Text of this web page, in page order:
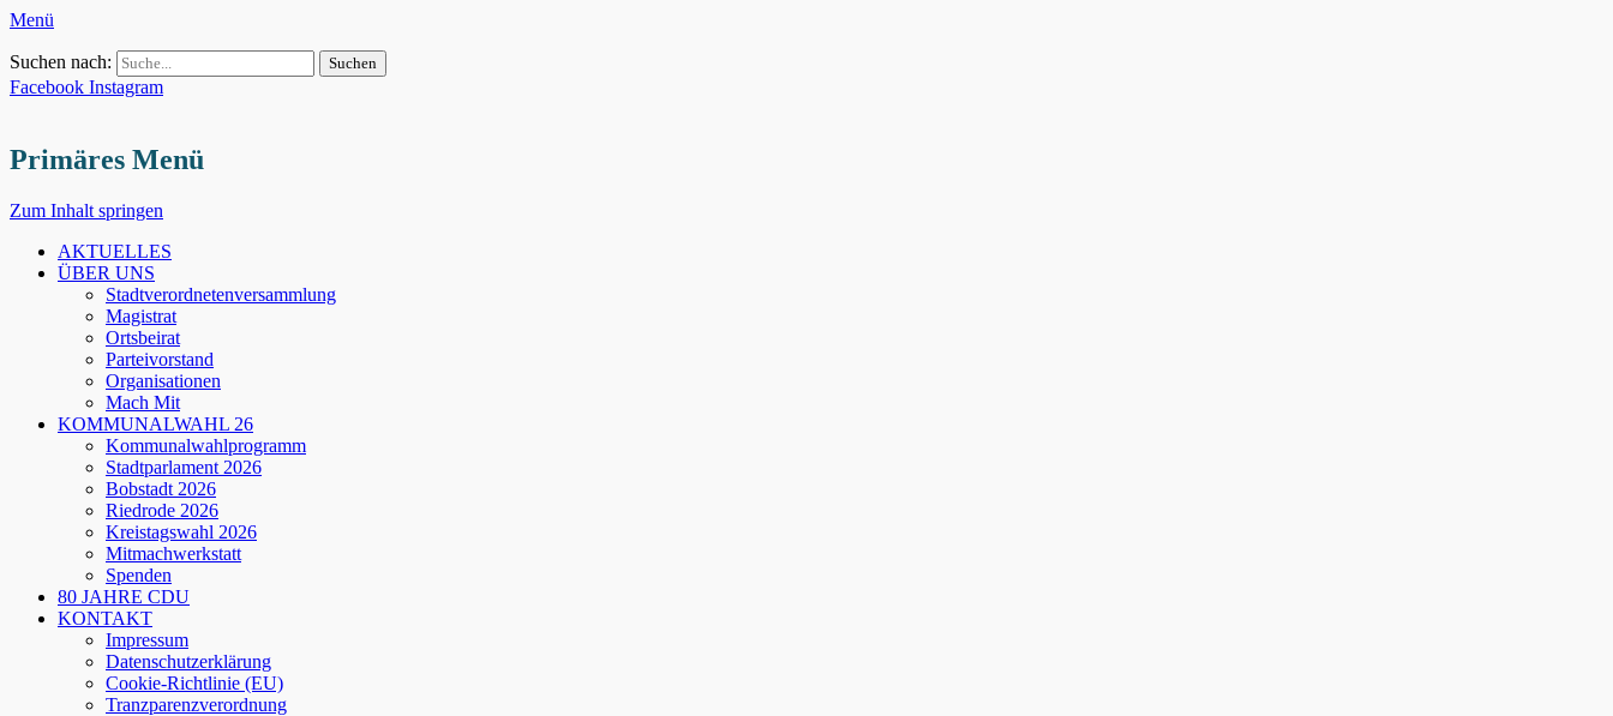
Menü
Suchen nach:
Facebook Instagram
Primäres Menü
Zum Inhalt springen
AKTUELLES
ÜBER UNS
Stadtverordnetenversammlung
Magistrat
Ortsbeirat
Parteivorstand
Organisationen
Mach Mit
KOMMUNALWAHL 26
Kommunalwahlprogramm
Stadtparlament 2026
Bobstadt 2026
Riedrode 2026
Kreistagswahl 2026
Mitmachwerkstatt
Spenden
80 JAHRE CDU
KONTAKT
Impressum
Datenschutzerklärung
Cookie-Richtlinie (EU)
Tranzparenzverordnung